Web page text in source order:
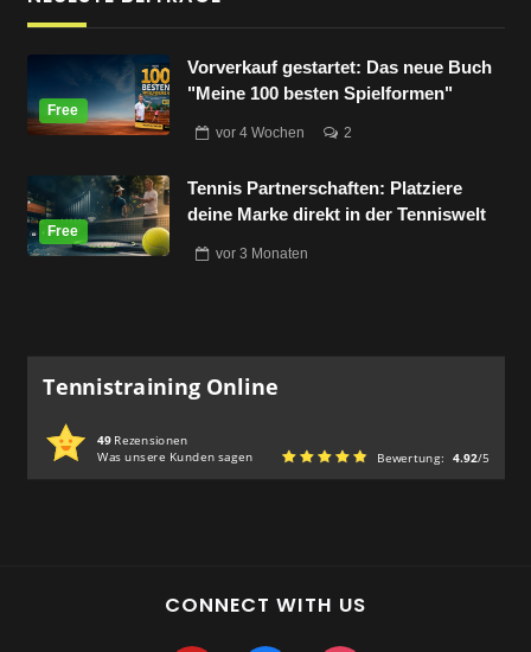
Vorverkauf gestartet: Das neue Buch
"Meine 100 besten Spielformen"
vor4 Wochen 2
Tennis Partnerschaften: Platziere
deine Marke direkt in der Tenniswelt
vor3 Monaten
Tennistraining Online
49Rezensionen
Was unsere Kunden sagen
Bewertung: 4.92/5
CONNECT WITH US